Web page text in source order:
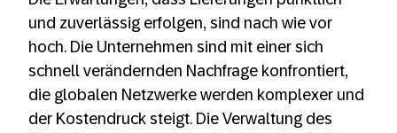
und zuverlässig erfolgen, sind nach wie vor
hoch. Die Unternehmen sind mit einer sich
schnell verändernden Nachfrage konfrontiert,
die globalen Netzwerke werden komplexer und
der Kostendruck steigt. Die Verwaltung des